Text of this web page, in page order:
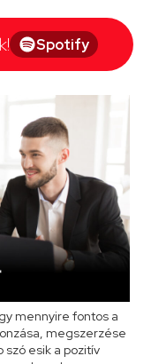
Spotify
mennyire fontos a
megszerzése
esik a pozitív